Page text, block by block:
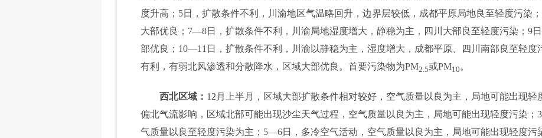
度升高；5日，扩散条件不利，川渝地区气温略回升，边界层较低，成都平原局地良至轻度污染
大部优良；7—8日，扩散条件不利，川渝局地湿度增大，静稳为主，四川大部良至轻度污染；9
部优良；10—11日，扩散条件不利，川渝以静稳为主，湿度增大，成都平原、四川南部良至轻
有利，有弱北风渗透和分散降水，区域大部优良。首要污染物为PM2.5或PM10 。
西北区域： 12月上半月，区域大部扩散条件相对较好，空气质量以良为主，局地可能出现
偏北气流影响，区域北部可能出现沙尘天气过程，空气质量以良为主，局地可能出现轻度污染
气质量以良至轻度污染为主；5—6日，多冷空气活动，空气质量以良为主，局地可能出现轻度